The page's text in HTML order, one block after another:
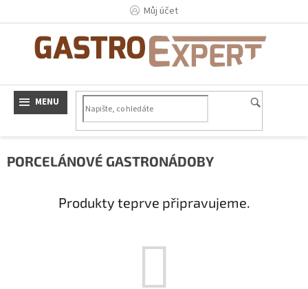
Můj účet
PORCELÁNOVÉ GASTRONÁDOBY
Produkty teprve připravujeme.